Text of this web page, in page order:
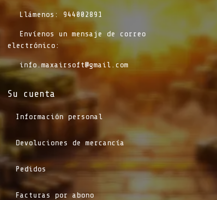
​Llámenos: 944002891
​Envíenos un mensaje de correo
electrónico:
info.maxairsoft@gmail.com
Su cuenta
Información personal
Devoluciones de mercancía
Pedidos
Facturas por abono